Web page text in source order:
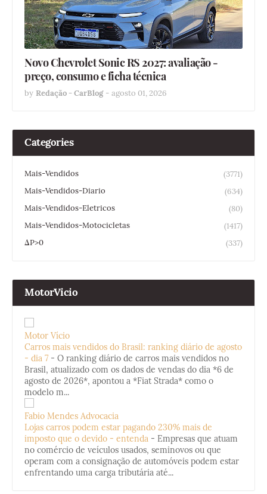
Novo Chevrolet Sonic RS 2027: avaliação -
preço, consumo e ficha técnica
by Redação - CarBlog - agosto 01, 2026
Categories
Mais-Vendidos
(3771)
Mais-Vendidos-Diario
(634)
Mais-Vendidos-Eletricos
(80)
Mais-Vendidos-Motocicletas
(1417)
ΔP>0
(337)
MotorVicio
Motor Vício
Carros mais vendidos do Brasil: ranking diário de agosto
- dia 7 - O ranking diário de carros mais vendidos no
Brasil, atualizado com os dados de vendas do dia *6 de
agosto de 2026*, apontou a *Fiat Strada* como o
modelo m...
Fabio Mendes Advocacia
Lojas carros podem estar pagando 230% mais de
imposto que o devido - entenda - Empresas que atuam
no comércio de veículos usados, seminovos ou que
operam com a consignação de automóveis podem estar
enfrentando uma carga tributária até...